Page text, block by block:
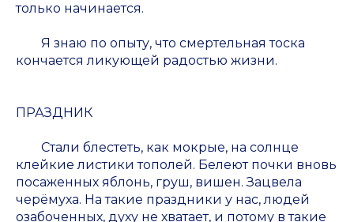
только начинается.
Я знаю по опыту, что смертельная тоска
кончается ликующей радостью жизни.
ПРАЗДНИК
Стали блестеть, как мокрые, на солнце
клейкие листики тополей. Белеют почки вновь
посаженных яблонь, груш, вишен. Зацвела
черёмуха. На такие праздники у нас, людей
озабоченных, духу не хватает, и потому в такие